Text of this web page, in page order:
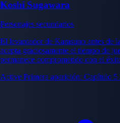
Koshi Sugawara
Personajes secundarios
El levantador de Karasuno antes de
acepta graciosamente el tiempo de
permanece comprometido con el
posición de inicio.
Active Primera aparición: Capítulo 5